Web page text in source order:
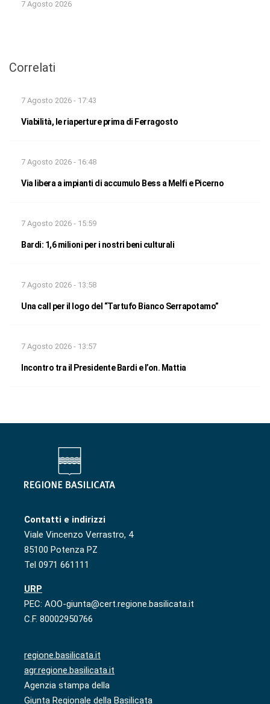
7 Agosto 2026
Correlati
7 Agosto 2026 - 17:43
Viabilità, le riaperture prima di Ferragosto
7 Agosto 2026 - 16:48
Via libera a impianti di accumulo Bess a Melfi e Picerno
7 Agosto 2026 - 15:59
Bardi: 1,6 milioni per i nostri beni culturali
7 Agosto 2026 - 13:58
Una call per il logo del “Tartufo Bianco Serrapotamo”
7 Agosto 2026 - 13:57
Incontro tra il Presidente Bardi e l’on. Mattia
Contatti e indirizzi
Viale Vincenzo Verrastro, 4
85100 Potenza PZ
Tel 0971 661111
URP
PEC: AOO-giunta@cert.regione.basilicata.it
C.F. 80002950766
regione.basilicata.it
agr.regione.basilicata.it
Agenzia stampa della
Giunta Regionale della Basilicata